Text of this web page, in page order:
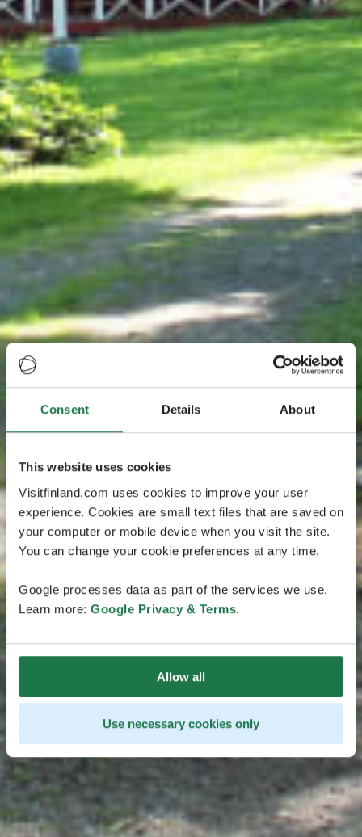
Consent Details About
This website uses cookies
Visitfinland.com uses cookies to improve your user
experience. Cookies are small text files that are saved on
your computer or mobile device when you visit the site.
You can change your cookie preferences at any time.
Google processes data as part of the services we use.
Learn more: Google Privacy & Terms.
Allow all
Use necessary cookies only